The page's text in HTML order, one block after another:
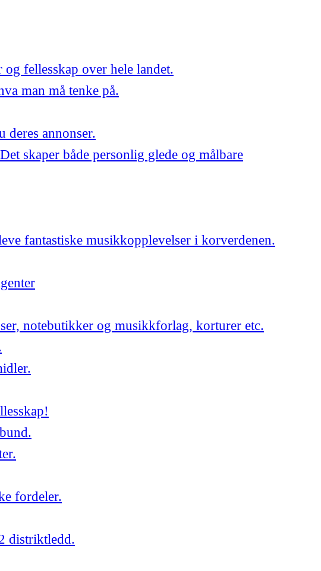
fellesskap over hele landet.
man må tenke på.
deres annonser.
skaper både personlig glede og målbare
fantastiske musikkopplevelser i korverdenen.
notebutikker og musikkforlag, korturer etc.
fordeler.
distriktledd.